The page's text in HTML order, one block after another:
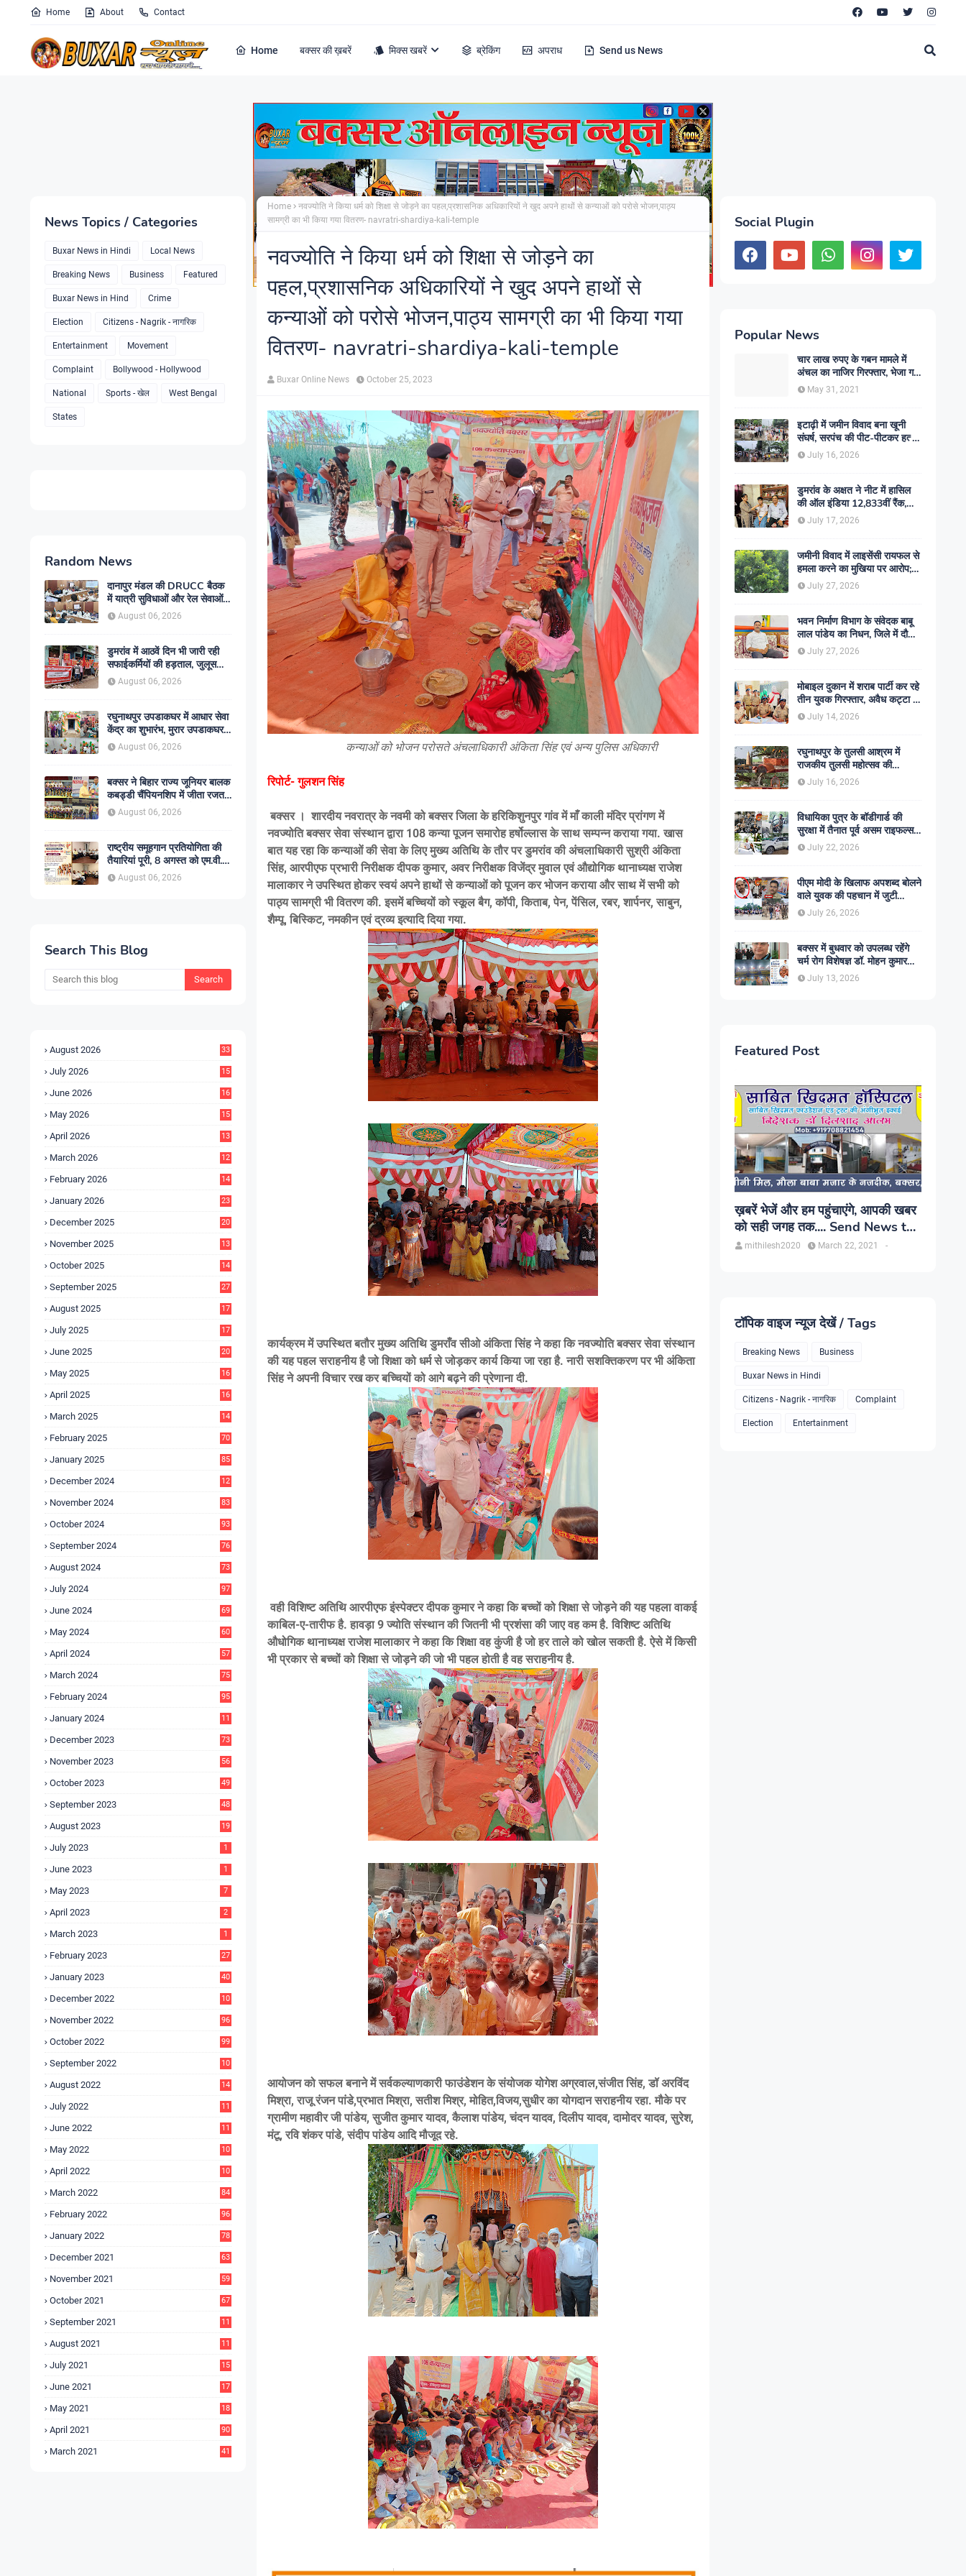
Home About Contact
Home बक्सर की ख़बरें मिक्स खबरें ब्रेकिंग अपराध Send us News
News Topics / Categories
Buxar News in Hindi Local News
Breaking News Business Featured
Buxar News in Hind Crime
Election Citizens - Nagrik - नागरिक
Entertainment Movement
Complaint Bollywood - Hollywood
National Sports - खेल West Bengal
States
Random News
दानापुर मंडल की DRUCC बैठक
में यात्री सुविधाओं और रेल सेवाओं
के विस्तार पर मंथन, अधिकारियों को
दिए गए आवश्यक निर्देश
August 06, 2026
डुमरांव में आठवें दिन भी जारी रही
सफाईकर्मियों की हड़ताल, जुलूस
निकाल सरकार के खिलाफ किया
प्रदर्शन
August 06, 2026
रघुनाथपुर उपडाकघर में आधार सेवा
केंद्र का शुभारंभ, मुरार उपडाकघर
नए भवन में हुआ स्थानांतरित
August 06, 2026
बक्सर ने बिहार राज्य जूनियर बालक
कबड्डी चैंपियनशिप में जीता रजत
पदक, रोमांचक फाइनल में सारण से
49-45 से हारा
August 06, 2026
राष्ट्रीय समूहगान प्रतियोगिता की
तैयारियां पूरी, 8 अगस्त को एम.वी.
कॉलेज में गूंजेंगे देशभक्ति के स्वर
August 06, 2026
Search This Blog
August 2026 33
July 2026
15
June 2026
16
May 2026
15
April 2026
13
March 2026
12
February 2026
14
January 2026
23
December 2025
20
November 2025
13
October 2025
14
September 2025
27
August 2025
17
July 2025
17
June 2025
20
May 2025
16
April 2025
16
March 2025
14
February 2025 70
January 2025 85
December 2024
12
November 2024 83
October 2024 93
September 2024 76
August 2024 73
July 2024 97
June 2024 69
May 2024 60
April 2024 57
March 2024 75
February 2024 95
January 2024
11
December 2023 73
November 2023 56
October 2023 49
September 2023 48
August 2023 19
July 2023 1
June 2023 1
May 2023 7
April 2023 2
March 2023 1
February 2023 27
January 2023 40
December 2022
10
November 2022 96
October 2022 99
September 2022
10
August 2022
14
July 2022
11
June 2022
11
May 2022
10
April 2022
10
March 2022 84
February 2022 96
January 2022 78
December 2021 63
November 2021 59
October 2021 67
September 2021
11
August 2021
11
July 2021
15
June 2021
17
May 2021
18
April 2021 90
March 2021 41
Home
नवज्योति ने किया धर्म को शिक्षा से जोड़ने का पहल,प्रशासनिक अधिकारियों ने खुद अपने हाथों से कन्याओं को परोसे भोजन,पाठ्य
सामग्री का भी किया गया वितरण- navratri-shardiya-kali-temple
नवज्योति ने किया धर्म को शिक्षा से जोड़ने का
पहल,प्रशासनिक अधिकारियों ने खुद अपने हाथों से
कन्याओं को परोसे भोजन,पाठ्य सामग्री का भी किया गया
वितरण- navratri-shardiya-kali-temple
Buxar Online News October 25, 2023
कन्याओं को भोजन परोसते अंचलाधिकारी अंकिता सिंह एवं अन्य पुलिस अधिकारी
रिपोर्ट- गुलशन सिंह
बक्सर । शारदीय नवरात्र के नवमी को बक्सर जिला के हरिकिशुनपुर गांव में माँ काली मंदिर प्रांगण में
नवज्योति बक्सर सेवा संस्थान द्वारा 108 कन्या पूजन समारोह हर्षोल्लास के साथ सम्पन्न कराया गया. खास
बात यह रहा कि कन्याओं की सेवा के लिए मुख्य अतिथि के तौर पर डुमरांव की अंचलाधिकारी सुश्री अंकिता
सिंह, आरपीएफ प्रभारी निरीक्षक दीपक कुमार, अवर निरीक्षक विजेंद्र मुवाल एवं औद्योगिक थानाध्यक्ष राजेश
मालाकार ने उपस्थित होकर स्वयं अपने हाथों से कन्याओं को पूजन कर भोजन कराया और साथ में सभी को
पाठ्य सामग्री भी वितरण की. इसमें बच्चियों को स्कूल बैग, कॉपी, किताब, पेन, पेंसिल, रबर, शार्पनर, साबुन,
शैम्पू, बिस्किट, नमकीन एवं द्रव्य इत्यादि दिया गया.
कार्यक्रम में उपस्थित बतौर मुख्य अतिथि डुमराँव सीओ अंकिता सिंह ने कहा कि नवज्योति बक्सर सेवा संस्थान
की यह पहल सराहनीय है जो शिक्षा को धर्म से जोड़कर कार्य किया जा रहा है. नारी सशक्तिकरण पर भी अंकिता
सिंह ने अपनी विचार रख कर बच्चियों को आगे बढ़ने की प्रेणाना दी.
वही विशिष्ट अतिथि आरपीएफ इंस्पेक्टर दीपक कुमार ने कहा कि बच्चों को शिक्षा से जोड़ने की यह पहला वाकई
काबिल-ए-तारीफ है. हावड़ा 9 ज्योति संस्थान की जितनी भी प्रशंसा की जाए वह कम है. विशिष्ट अतिथि
औधोगिक थानाध्यक्ष राजेश मालाकार ने कहा कि शिक्षा वह कुंजी है जो हर ताले को खोल सकती है. ऐसे में किसी
भी प्रकार से बच्चों को शिक्षा से जोड़ने की जो भी पहल होती है वह सराहनीय है.
आयोजन को सफल बनाने में सर्वकल्याणकारी फाउंडेशन के संयोजक योगेश अग्रवाल,संजीत सिंह, डॉ अरविंद
मिश्रा, राजू रंजन पांडे,प्रभात मिश्रा, सतीश मिश्र, मोहित,विजय,सुधीर का योगदान सराहनीय रहा. मौके पर
ग्रामीण महावीर जी पांडेय, सुजीत कुमार यादव, कैलाश पांडेय, चंदन यादव, दिलीप यादव, दामोदर यादव, सुरेश,
मंटू, रवि शंकर पांडे, संदीप पांडेय आदि मौजूद रहे.
Social Plugin
Popular News
चार लाख रुपए के गबन मामले में
अंचल का नाजिर गिरफ्तार, भेजा गया
जेल- sent jail
May 31, 2021
इटाढ़ी में जमीन विवाद बना खूनी
संघर्ष, सरपंच की पीट-पीटकर हत्या;
दो बेटे घायल, सड़क जाम
July 16, 2026
डुमरांव के अक्षत ने नीट में हासिल
की ऑल इंडिया 12,833वीं रैंक,
ऑनलाइन पढ़ाई से रचा सफलता का
इतिहास
July 17, 2026
जमीनी विवाद में लाइसेंसी रायफल से
हमला करने का मुखिया पर आरोप;
मामले की जांच में जुटी पुलिस
July 27, 2026
भवन निर्माण विभाग के संवेदक बाबू
लाल पांडेय का निधन, जिले में दौड़ी
शोक की लहर
July 27, 2026
मोबाइल दुकान में शराब पार्टी कर रहे
तीन युवक गिरफ्तार, अवैध कट्टा व
कारतूस बरामद
July 14, 2026
रघुनाथपुर के तुलसी आश्रम में
राजकीय तुलसी महोत्सव की
अनुशंसा, बीडीओ ने भेजी
सकारात्मक रिपोर्ट
July 16, 2026
विधायिका पुत्र के बॉडीगार्ड की
सुरक्षा में तैनात पूर्व असम राइफल्स
जवान की गोली मारकर हत्या,
सहकर्मी अंगरक्षक गिरफ्तार
July 22, 2026
पीएम मोदी के खिलाफ अपशब्द बोलने
वाले युवक की पहचान में जुटी
पुलिस, बक्सर एसपी ने दिए सख्त
कार्रवाई के संकेत
July 26, 2026
बक्सर में बुधवार को उपलब्ध रहेंगे
चर्म रोग विशेषज्ञ डॉ. मोहन कुमार
सिंह, प्रकाश यूरो क्लिनिक में होगा
परामर्श
July 13, 2026
Featured Post
ख़बरें भेजें और हम पहुंचाएंगे, आपकी खबर
को सही जगह तक.... Send News to
us!mithilesh2020 -
March 22, 2021
टॉपिक वाइज न्यूज देखें / Tags
Breaking News Business
Buxar News in Hindi
Citizens - Nagrik - नागरिक Complaint
Election Entertainment